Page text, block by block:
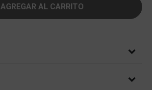
AGREGAR AL CARRITO